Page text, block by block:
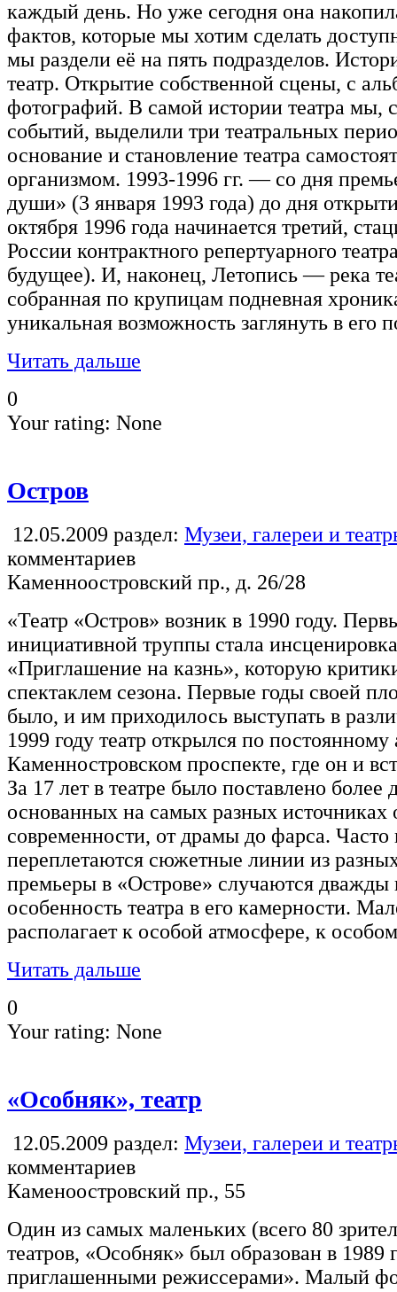
каждый день. Но уже сегодня она
фактов, которые мы хотим сделать
мы раздели её на пять подразделов.
театр. Открытие собственной сцены, с
фотографий. В самой истории театра мы,
событий, выделили три театральных
основание и становление театра
организмом. 1993-1996 гг. — со дня
души» (3 января 1993 года) до дня
октября 1996 года начинается третий,
России контрактного репертуарного
будущее). И, наконец, Летопись — река
собранная по крупицам подневная
уникальная возможность заглянуть в
Читать дальше
0
Your rating: None
Остров
12.05.2009 раздел: Музеи, галереи и
комментариев
Каменноостровский пр., д. 26/28
«Театр «Остров» возник в 1990 году.
инициативной труппы стала
«Приглашение на казнь», которую
спектаклем сезона. Первые годы своей
было, и им приходилось выступать в
1999 году театр открылся по постоянному
Каменностровском проспекте, где он и
За 17 лет в театре было поставлено более
основанных на самых разных источниках
современности, от драмы до фарса. Часто
переплетаются сюжетные линии из
премьеры в «Острове» случаются дважды
особенность театра в его камерности.
располагает к особой атмосфере, к
Читать дальше
0
Your rating: None
«Особняк», театр
12.05.2009 раздел: Музеи, галереи и
комментариев
Каменоостровский пр., 55
Один из самых маленьких (всего 80
театров, «Особняк» был образован в 1989
приглашенными режиссерами». Малый